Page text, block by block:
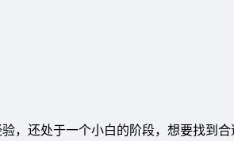
，还处于一个小白的阶段，想要找到合